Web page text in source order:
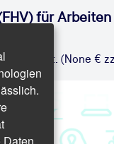
für
inkl. USt. (None €